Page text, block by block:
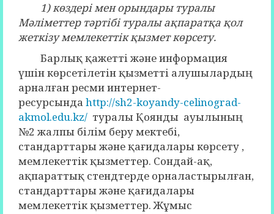
1) көздері мен орындары туралы
Мәліметтер тәртібі туралы ақпаратқа қол
жеткізу мемлекеттік қызмет көрсету.
Барлық қажетті және информация
үшін көрсетілетін қызметті алушылардың
арналған ресми интернет-
ресурсында http://sh2-koyandy-celinograd-
akmol.edu.kz/ туралы Қоянды ауылының
№2 жалпы білім беру мектебі,
стандарттары және қағидалары көрсету ,
мемлекеттік қызметтер. Сондай-ақ,
ақпараттық стендтерде орналастырылған,
стандарттары және қағидалары
мемлекеттік қызметтер. Жұмыс